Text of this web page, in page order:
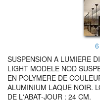
SUSPENSION A LUMIERE
LIGHT MODELE NOD
EN POLYMERE DE
ALUMINIUM LAQUE NOIR.
DE L'ABAT-JOUR : 24 CM.